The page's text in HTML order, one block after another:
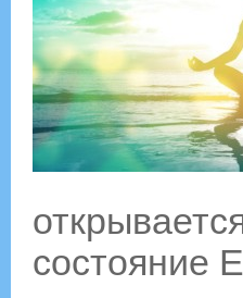
состояние